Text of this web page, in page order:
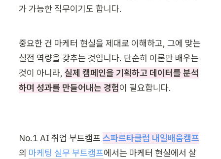
가 가능한 직무이기도 합니다.
중요한 건 마케터 현실을 제대로 이해하고, 그에 맞는
실전 역량을 갖추는 것입니다. 단순히 이론만 배우는
것이 아니라, 실제 캠페인을 기획하고 데이터를 분석
하며 성과를 만들어내는 경험이 필요합니다.
No.1 AI 취업 부트캠프 스파르타클럽 내일배움캠프
의 마케팅 실무 부트캠프에서는 마케터 현실에서 살